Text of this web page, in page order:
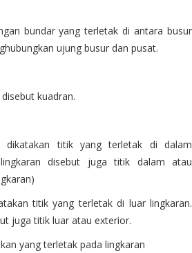
bundar yang terletak di antara busur
ujung busur dan pusat.
kuadran.
dikatakan titik yang terletak di dalam
disebut juga titik dalam atau
titik yang terletak di luar lingkaran.
juga titik luar atau exterior.
yang terletak pada lingkaran